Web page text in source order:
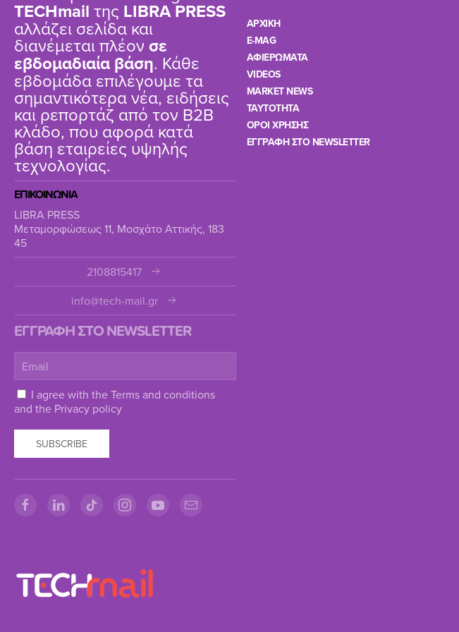
TΕCHmail της LIBRA PRESS
αλλάζει σελίδα και
διανέμεται πλέον σε
εβδομαδιαία βάση. Κάθε
εβδομάδα επιλέγουμε τα
σημαντικότερα νέα, ειδήσεις
και ρεπορτάζ από τον B2B
κλάδο, που αφορά κατά
βάση εταιρείες υψηλής
τεχνολογίας.
ΕΠΙΚΟΙΝΩΝΙΑ
LIBRA PRESS
Μεταμορφώσεως 11, Μοσχάτο Αττικής, 183
45
2108815417
info@tech-mail.gr
ΕΓΓΡΑΦΗ ΣΤΟ NEWSLETTER
I agree with theTerms and conditions
and the Privacy policy
SUBSCRIBE
ΑΡΧΙΚΗ
E-MAG
ΑΦΙΕΡΩΜΑΤΑ
VIDEOS
MARKET NEWS
TAYTOTHTA
ΟΡΟΙ ΧΡΗΣΗΣ
ΕΓΓΡΑΦΗ ΣΤΟ NEWSLETTER